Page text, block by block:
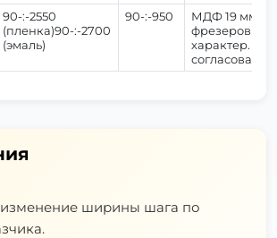
90-:-2550
(пленка)90-:-2700
(эмаль)
90-:-950
МДФ 19 мм.
фрезеровки
характер.
ширины шага по